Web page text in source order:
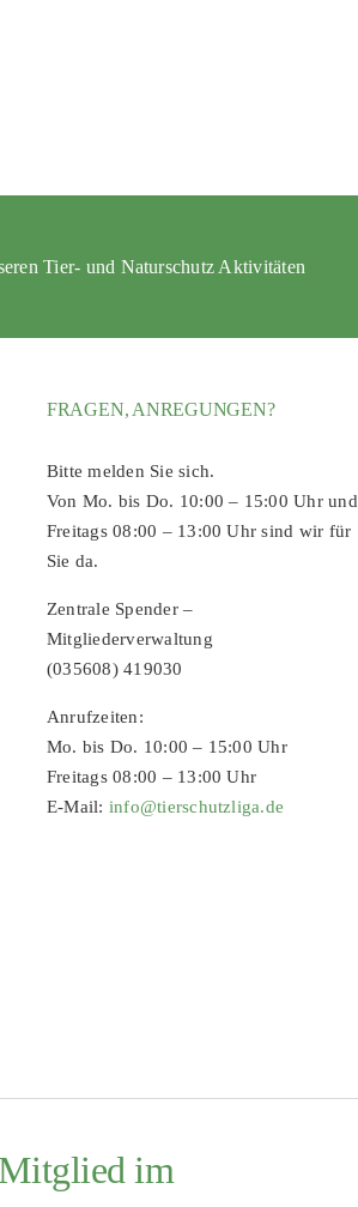
Tier- und Naturschutz Aktivitäten
FRAGEN, ANREGUNGEN?
Bitte melden Sie sich.
Von Mo. bis Do. 10:00 – 15:00 Uhr und
Freitags 08:00 – 13:00 Uhr sind wir für
Sie da.
Zentrale Spender –
Mitgliederverwaltung
(035608) 419030
Anrufzeiten:
Mo. bis Do. 10:00 – 15:00 Uhr
Freitags 08:00 – 13:00 Uhr
E-Mail: info@tierschutzliga.de
im